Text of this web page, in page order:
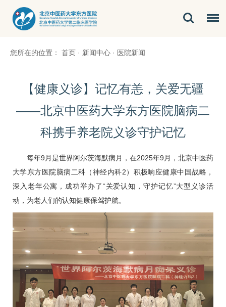
您所在的位置： 首页 · 新闻中心 · 医院新闻
【健康义诊】记忆有恙，关爱无疆
——北京中医药大学东方医院脑病二
科携手养老院义诊守护记忆
每年9月是世界阿尔茨海默病月，在2025年9月，北京中医药
大学东方医院 脑病二科 （神经内科2）积极响应健康中国战略，
深入老年公寓，成功举办了“关爱认知，守护记忆”大型义诊活
动，为老人们的认知健康保驾护航。